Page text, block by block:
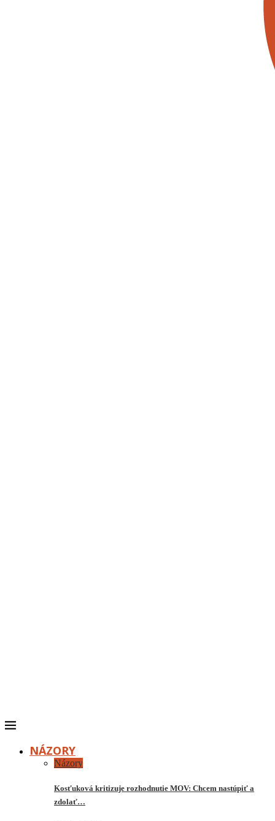
NÁZORY
Názory
Kosťuková kritizuje rozhodnutie MOV: Chcem nastúpiť a
zdolať…